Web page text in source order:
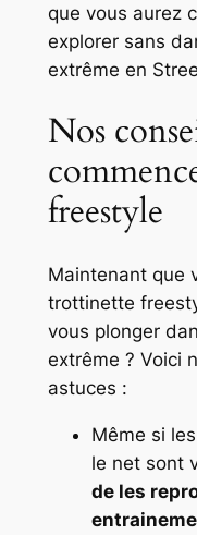
que vous aurez
explorer sans
extrême en
Nos
freestyle
Maintenant que
trottinette
vous plonger
extrême ? Voici
astuces :
Même si
le net sont
de les